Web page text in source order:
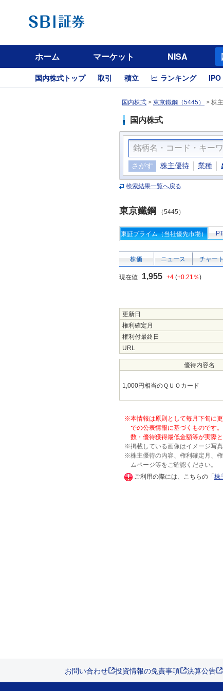
ホーム マーケット NISA
国内株式トップ 取引 積立 ランキング IPO
国内株式 > 東京鐵鋼（5445） > 株
国内株式
さがす 株主優待 業種
検索結果一覧へ戻る
東京鐵鋼 （5445）
東証プライム（当社優先市場）
株価 ニュース チャート
現在値 1,955 +4 (+0.21％)
更新日
権利確定月
権利付最終日
URL
優待内容名
1,000円相当のＱＵＯカード
※本情報は原則として毎月下旬に
での公表情報に基づくものです
数・優待獲得最低金額等が実際
※掲載している画像はイメージ写
※株主優待の内容、権利確定月、
ムページ等をご確認ください。
ご利用の際には、こちらの「 株
お問い合わせ 投資情報の免責事項 決算公告